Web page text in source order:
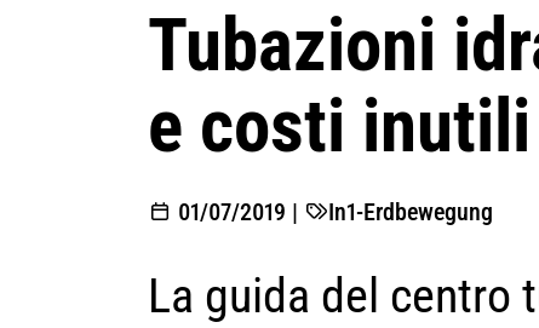
Tubazioni
e costi inutili
01/07/2019 | In1-Erdbewegung
La guida del centro